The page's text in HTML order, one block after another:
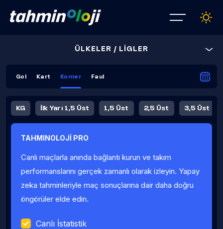
ÜLKELER / LİGLER
Gol Kart Korner Faul
KG İlk Yarı 1,5 Üst 1,5 Üst 2,5 Üst 3,5 Üst
Fauller Ortalama
TAHMINOLOJİ PRO
Canlı maçlarla anında bağlantı kurun ve takım
performanslarını gerçek zamanlı olarak izleyin. Yapay
zeka tahminleriyle maç sonuçlarına dair daha doğru
öngörüler elde edin.
Canlı İstatistik